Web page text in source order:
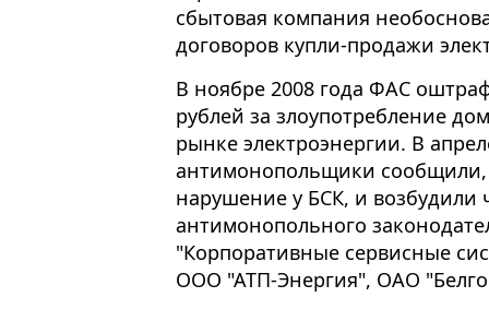
сбытовая компания
договоров купли-продажи
В ноябре 2008 года ФАС
рублей за злоупотребление
рынке электроэнергии. В
антимонопольщики
нарушение у БСК, и
антимонопольного
"Корпоративные сервисные
ООО "АТП-Энергия", ОАО